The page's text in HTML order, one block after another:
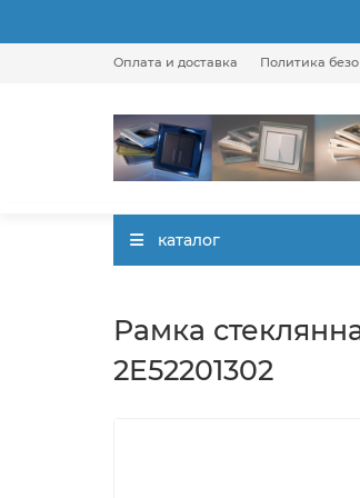
Оплата и доставка Политика
каталог
Рамка
2E52201302